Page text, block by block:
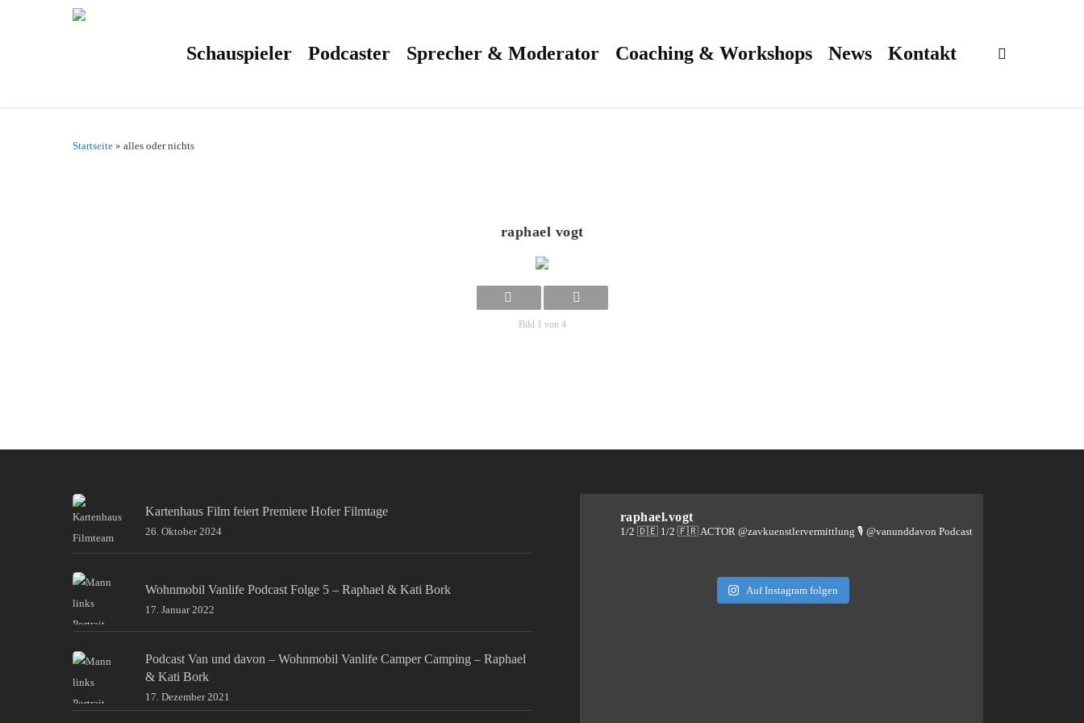
Schauspieler Podcaster Sprecher & Moderator Coaching & Workshops News Kontakt
Startseite » alles oder nichts
raphael vogt
Bild 1 von 4
Kartenhaus Film feiert Premiere Hofer Filmtage
26. Oktober 2024
Wohnmobil Vanlife Podcast Folge 5 – Raphael & Kati Bork
17. Januar 2022
Podcast Van und davon – Wohnmobil Vanlife Camper Camping – Raphael
& Kati Bork
17. Dezember 2021
raphael.vogt
1/2 🇩🇪 1/2 🇫🇷 ACTOR @zavkuenstlervermittlung 🎙️ @vanunddavon Podcast
Auf Instagram folgen